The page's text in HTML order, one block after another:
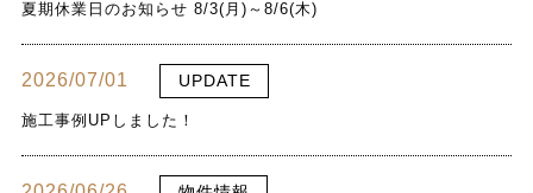
夏期休業日のお知らせ 8/3(月)～8/6(木)
2026/07/01 UPDATE
施工事例UPしました！